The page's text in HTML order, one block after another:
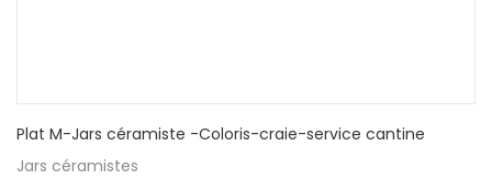
Plat M-Jars céramiste -Coloris-craie-service cantine
Jars céramistes